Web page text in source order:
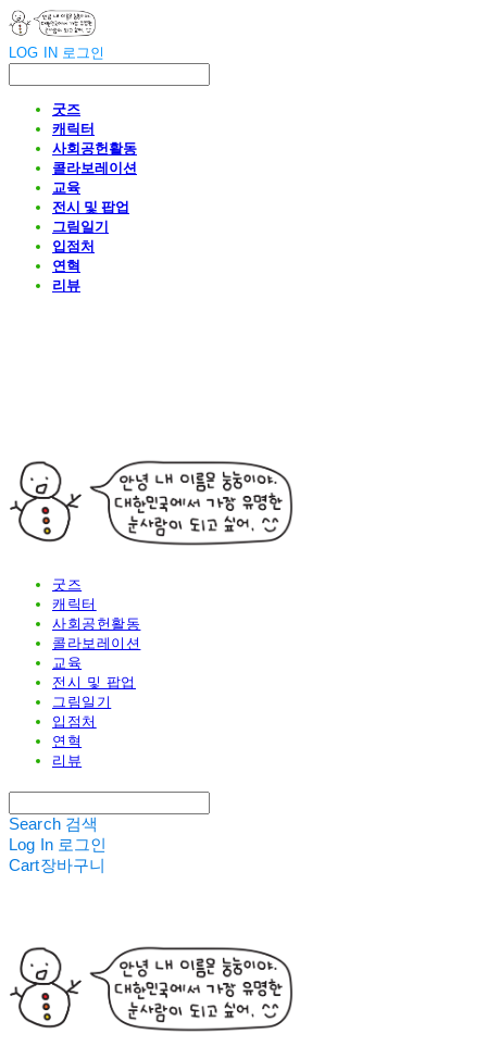
LOG IN 로그인
굿즈
캐릭터
사회공헌활동
콜라보레이션
교육
전시 및 팝업
그림일기
입점처
연혁
리뷰
굿즈
캐릭터
사회공헌활동
콜라보레이션
교육
전시 및 팝업
그림일기
입점처
연혁
리뷰
Search 검색
Log In 로그인
Cart장바구니